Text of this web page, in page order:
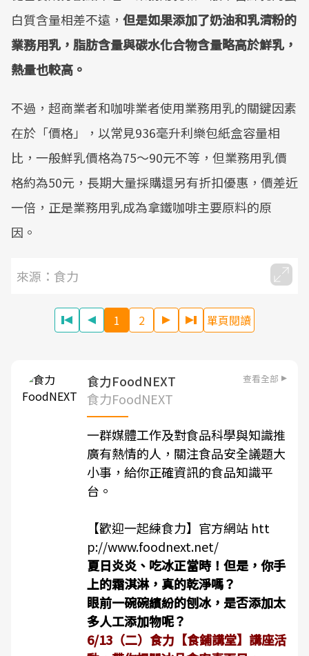
白質含量相差不遠， 但是如果添加了奶油和乳清粉的
業務用乳，脂肪含量與碳水化合物含量略高於鮮乳，
熱量也較高。
不過，超商業者和咖啡業者使用業務用乳的關鍵因素
在於「價格」，以常見936毫升利樂包紙盒容量相
比，一般鮮乳價格為75～90元不等，但業務用乳價
格約為50元，長期大量採購還另有折扣優惠，價差近
一倍，正是業務用乳成為拿鐵咖啡主要原料的原
因。
來源：食力
1 2 單頁閱讀
食力FoodNEXT 查看全部
食力FoodNEXT
一群媒體工作及對食品科學與知識推
廣有熱情的人，關注食品安全議題大
小事，給你正確資訊的食品知識平
台。
【歡迎一起練食力】官方網站 htt
p://www.foodnext.net/
夏日炎炎、吃冰正當時！但是，你手
上的霜淇淋，真的乾淨嗎？
眼前一碗碗繽紛的刨冰，是否添加太
多人工添加物呢？
6/13（二）食力【食鋪講堂】講座活